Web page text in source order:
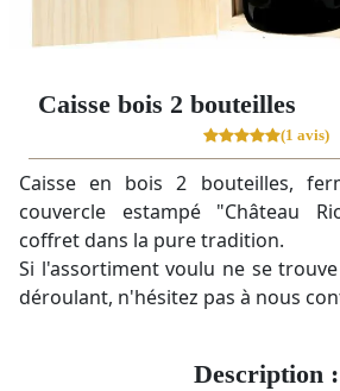
Caisse bois 2 bouteilles
(1 avis)
Caisse en bois 2 bouteilles,
couvercle estampé "Château
coffret dans la pure tradition.
Si l'assortiment voulu ne se
déroulant, n'hésitez pas à nous
Description :